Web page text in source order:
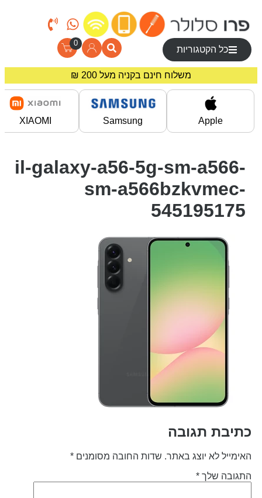
כל הקטגוריות
0
משלוח חינם בקניה מעל 200 ₪
מחירים מיוחדים לרוכשים באתר!
Apple
Samsung
XIAOMI
il-galaxy-a56-5g-sm-a566-
sm-a566bzkvmec-
545195175
תגובה
לא יוצג באתר. שדות החובה מסומנים*
שלך*